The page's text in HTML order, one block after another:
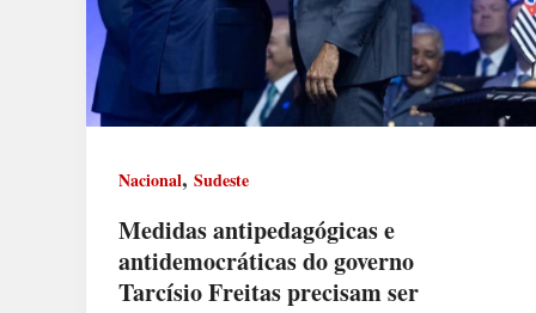
Nacional, Sudeste
Medidas antipedagógicas e
antidemocráticas do governo
Tarcísio Freitas precisam ser